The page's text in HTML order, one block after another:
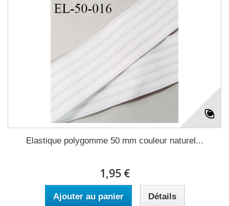
Elastique polygomme 50 mm couleur naturel...
1,95 €
Ajouter au panier Détails